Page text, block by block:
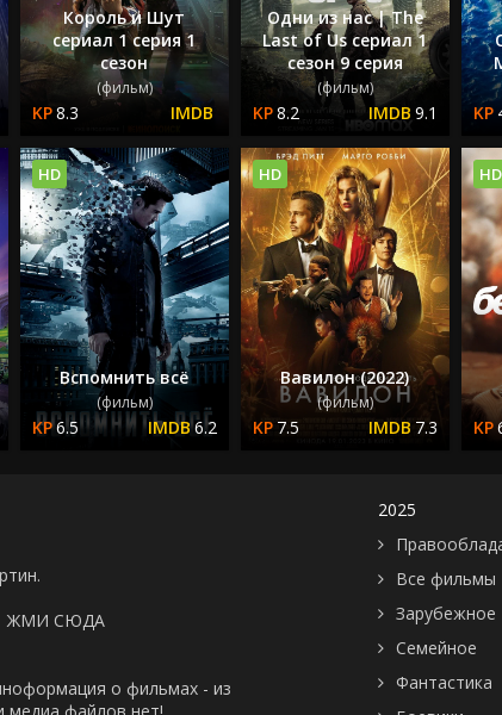
Король и Шут
сериал 1 серия 1
сезон
(фильм)
8.3
Одни из нас | The
Last of Us сериал 1
сезон 9 серия
(фильм)
8.2 9.1
Вспомнить всё
(фильм)
6.5 6.2
HD
Вавилон (2022)
(фильм)
7.5 7.3
HD HD
ЖМИ СЮДА
о фильмах - из
2025
Все фильмы
Зарубежное
Семейное
Фантастика